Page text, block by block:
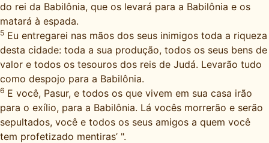
do rei da Babilônia, que os levará para a Babilônia e os
matará à espada.
5 Eu entregarei nas mãos dos seus inimigos toda a riqueza
desta cidade: toda a sua produção, todos os seus bens de
valor e todos os tesouros dos reis de Judá. Levarão tudo
como despojo para a Babilônia.
6 E você, Pasur, e todos os que vivem em sua casa irão
para o exílio, para a Babilônia. Lá vocês morrerão e serão
sepultados, você e todos os seus amigos a quem você
tem profetizado mentiras’ ".